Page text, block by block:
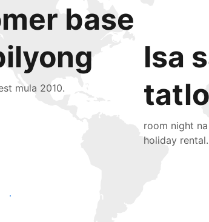
base
mula 2010.
Isa
room night
holiday rental.
guest ngayon